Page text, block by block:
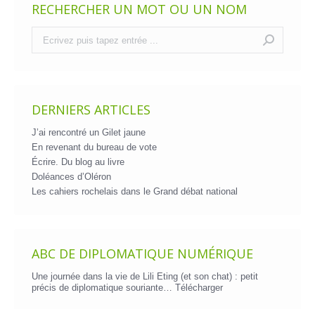
RECHERCHER UN MOT OU UN NOM
DERNIERS ARTICLES
J’ai rencontré un Gilet jaune
En revenant du bureau de vote
Écrire. Du blog au livre
Doléances d’Oléron
Les cahiers rochelais dans le Grand débat national
ABC DE DIPLOMATIQUE NUMÉRIQUE
Une journée dans la vie de Lili Eting (et son chat) : petit
précis de diplomatique souriante… Télécharger